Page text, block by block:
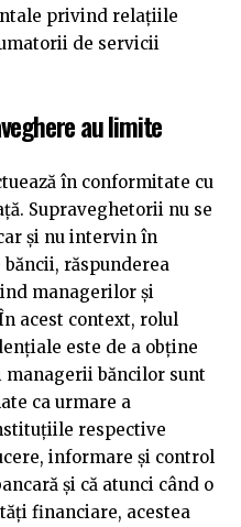
privind relațiile
de servicii
au limite
în conformitate cu
Supraveghetorii nu se
și nu intervin în
răspunderea
managerilor și
acest context, rolul
este de a obține
băncilor sunt
ca urmare a
respective
informare și control
și că atunci când o
financiare, acestea